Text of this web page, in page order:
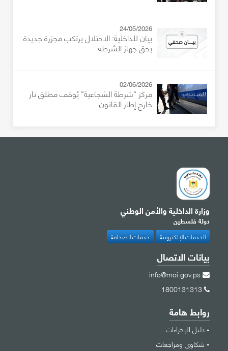
24/05/2026
بيان للداخلية: الاحتلال يرتكب مجزرة جديدة
بحق جهاز الشرطة
02/06/2026
مركز "شرطة الشجاعية" يُوقف مطلق نار
خارج إطار القانون
وزارة الداخلية والأمن الوطني
دولة فلسطين
الخدمات الإلكترونية خدمات الصحافة
بيانات الاتصال
info@moi.gov.ps
روابط هامة
دليل الإجراءات
شكاوى ومراجعات